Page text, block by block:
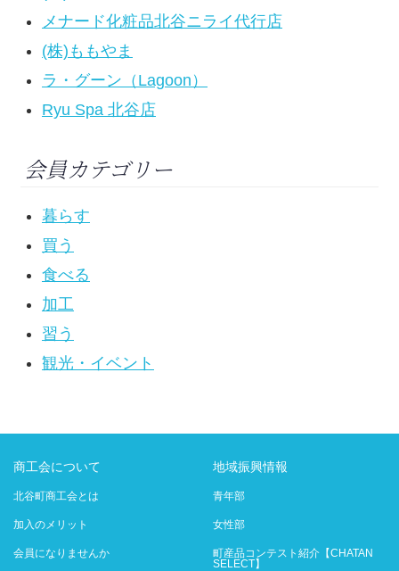
メナード化粧品北谷ニライ代行店
(株)ももやま
ラ・グーン（Lagoon）
Ryu Spa 北谷店
会員カテゴリー
暮らす
買う
食べる
加工
習う
観光・イベント
商工会について
北谷町商工会とは
加入のメリット
会員になりませんか
地域振興情報
青年部
女性部
町産品コンテスト紹介【CHATAN
SELECT】